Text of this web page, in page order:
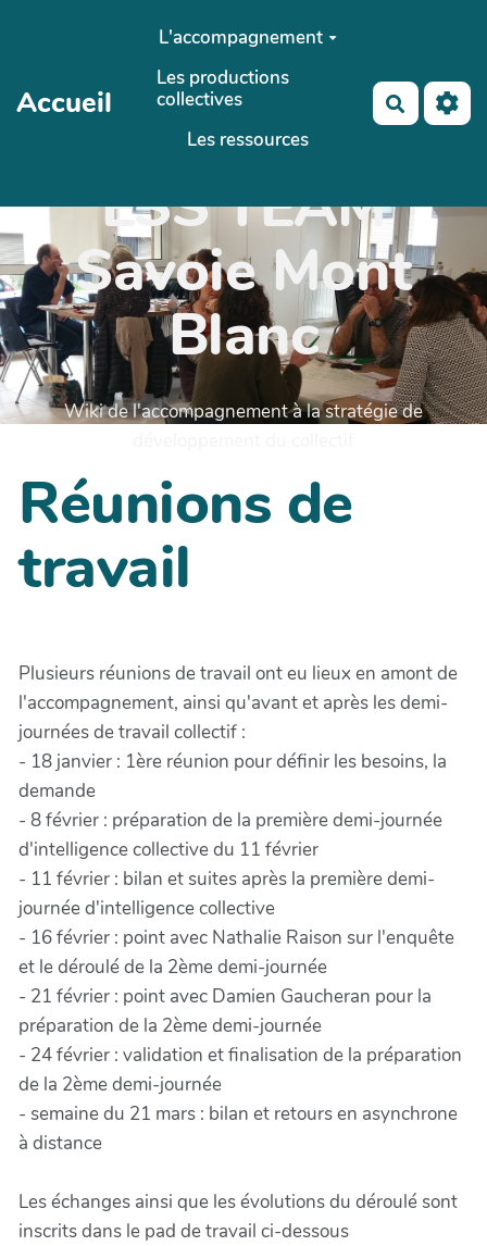
Aller au contenu principal
Accueil
L'accompagnement
Les productions
collectives
Les ressources
ESS'TEAM
Savoie Mont
Blanc
Wiki de l'accompagnement à la stratégie de
Réunions de
travail
Plusieurs réunions de travail ont eu lieux en amont de
l'accompagnement, ainsi qu'avant et après les demi-
journées de travail collectif :
- 18 janvier : 1ère réunion pour définir les besoins, la
demande
- 8 février : préparation de la première demi-journée
d'intelligence collective du 11 février
- 11 février : bilan et suites après la première demi-
journée d'intelligence collective
- 16 février : point avec Nathalie Raison sur l'enquête
et le déroulé de la 2ème demi-journée
- 21 février : point avec Damien Gaucheran pour la
préparation de la 2ème demi-journée
- 24 février : validation et finalisation de la préparation
de la 2ème demi-journée
- semaine du 21 mars : bilan et retours en asynchrone
à distance
Les échanges ainsi que les évolutions du déroulé sont
inscrits dans le pad de travail ci-dessous